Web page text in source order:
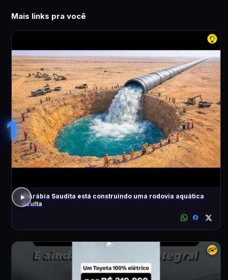
Mais links pra você
1
A Arábia Saudita está construindo uma rodovia aquática
oculta